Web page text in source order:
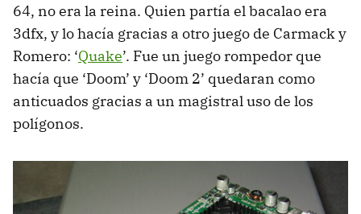
64, no era la reina. Quien partía el bacalao era
3dfx, y lo hacía gracias a otro juego de Carmack y
Romero: ‘Quake’. Fue un juego rompedor que
hacía que ‘Doom’ y ‘Doom 2’ quedaran como
anticuados gracias a un magistral uso de los
polígonos.